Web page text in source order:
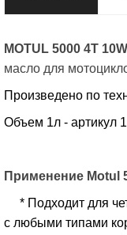
MOTUL 5000 4T
масло для
Произведено по
Объем 1л - артикул
Применение Motul
* Подходит для
с любыми типами